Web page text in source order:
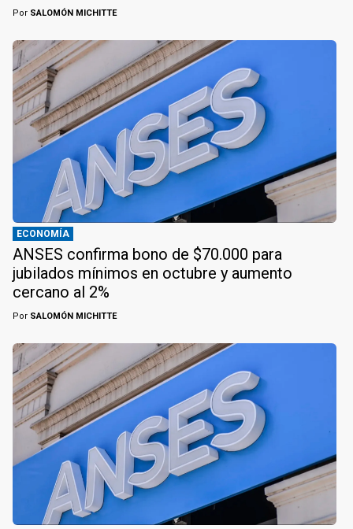
Por SALOMÓN MICHITTE
ECONOMÍA
ANSES confirma bono de $70.000 para
jubilados mínimos en octubre y aumento
cercano al 2%
Por SALOMÓN MICHITTE